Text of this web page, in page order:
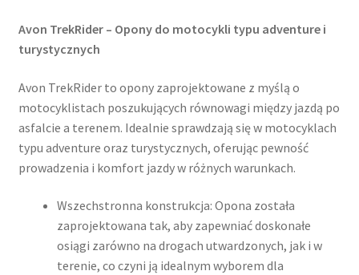
Avon TrekRider – Opony do motocykli typu adventure i
turystycznych
Avon TrekRider to opony zaprojektowane z myślą o
motocyklistach poszukujących równowagi między jazdą po
asfalcie a terenem. Idealnie sprawdzają się w motocyklach
typu adventure oraz turystycznych, oferując pewność
prowadzenia i komfort jazdy w różnych warunkach.​
Wszechstronna konstrukcja: Opona została
zaprojektowana tak, aby zapewniać doskonałe
osiągi zarówno na drogach utwardzonych, jak i w
terenie, co czyni ją idealnym wyborem dla